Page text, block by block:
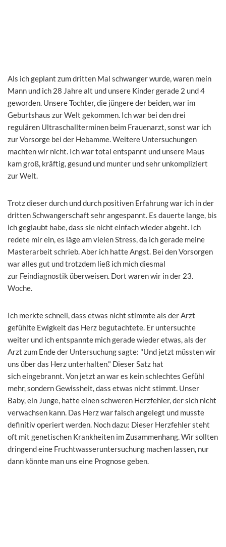
Als ich geplant zum dritten Mal schwanger wurde, waren mein
Mann und ich 28 Jahre alt und unsere Kinder gerade 2 und 4
geworden. Unsere Tochter, die jüngere der beiden, war im
Geburtshaus zur Welt gekommen. Ich war bei den drei
regulären Ultraschallterminen beim Frauenarzt, sonst war ich
zur Vorsorge bei der Hebamme. Weitere Untersuchungen
machten wir nicht. Ich war total entspannt und unsere Maus
kam groß, kräftig, gesund und munter und sehr unkompliziert
zur Welt.
Trotz dieser durch und durch positiven Erfahrung war ich in der
dritten Schwangerschaft sehr angespannt. Es dauerte lange, bis
ich geglaubt habe, dass sie nicht einfach wieder abgeht. Ich
redete mir ein, es läge am vielen Stress, da ich gerade meine
Masterarbeit schrieb. Aber ich hatte Angst. Bei den Vorsorgen
war alles gut und trotzdem ließ ich mich diesmal
zur Feindiagnostik überweisen. Dort waren wir in der 23.
Woche.
Ich merkte schnell, dass etwas nicht stimmte als der Arzt
gefühlte Ewigkeit das Herz begutachtete. Er untersuchte
weiter und ich entspannte mich gerade wieder etwas, als der
Arzt zum Ende der Untersuchung sagte: "Und jetzt müssten wir
uns über das Herz unterhalten." Dieser Satz hat
sich eingebrannt. Von jetzt an war es kein schlechtes Gefühl
mehr, sondern Gewissheit, dass etwas nicht stimmt. Unser
Baby, ein Junge, hatte einen schweren Herzfehler, der sich nicht
verwachsen kann. Das Herz war falsch angelegt und musste
definitiv operiert werden. Noch dazu: Dieser Herzfehler steht
oft mit genetischen Krankheiten im Zusammenhang. Wir sollten
dringend eine Fruchtwasseruntersuchung machen lassen, nur
dann könnte man uns eine Prognose geben.